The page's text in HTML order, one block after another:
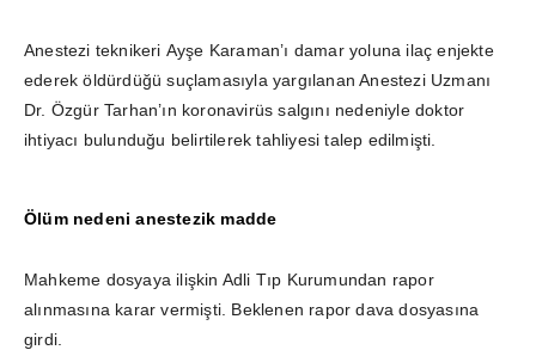
Anestezi teknikeri Ayşe Karaman’ı damar yoluna ilaç enjekte
ederek öldürdüğü suçlamasıyla yargılanan Anestezi Uzmanı
Dr. Özgür Tarhan’ın koronavirüs salgını nedeniyle doktor
ihtiyacı bulunduğu belirtilerek tahliyesi talep edilmişti.
Ölüm nedeni anestezik madde
Mahkeme dosyaya ilişkin Adli Tıp Kurumundan rapor
alınmasına karar vermişti. Beklenen rapor dava dosyasına
girdi.